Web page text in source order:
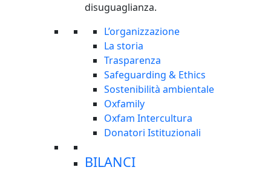
disuguaglianza.
L’organizzazione
La storia
Trasparenza
Safeguarding & Ethics
Sostenibilità ambientale
Oxfamily
Oxfam Intercultura
Donatori Istituzionali
BILANCI